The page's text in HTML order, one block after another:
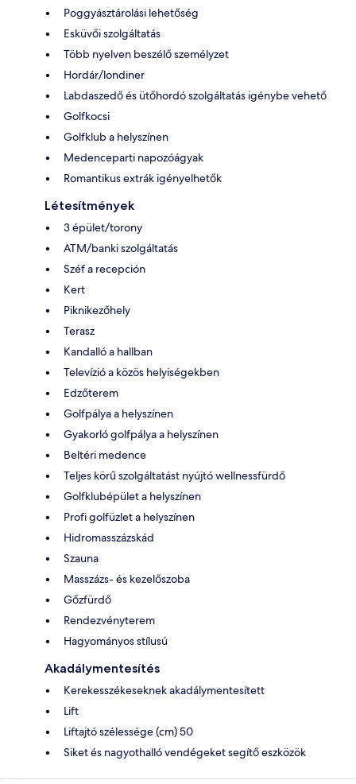
Poggyásztárolási lehetőség
Esküvői szolgáltatás
Több nyelven beszélő személyzet
Hordár/londiner
Labdaszedő és ütőhordó szolgáltatás igénybe vehető
Golfkocsi
Golfklub a helyszínen
Medenceparti napozóágyak
Romantikus extrák igényelhetők
Létesítmények
3 épület/torony
ATM/banki szolgáltatás
Széf a recepción
Kert
Piknikezőhely
Terasz
Kandalló a hallban
Televízió a közös helyiségekben
Edzőterem
Golfpálya a helyszínen
Gyakorló golfpálya a helyszínen
Beltéri medence
Teljes körű szolgáltatást nyújtó wellnessfürdő
Golfklubépület a helyszínen
Profi golfüzlet a helyszínen
Hidromasszázskád
Szauna
Masszázs- és kezelőszoba
Gőzfürdő
Rendezvényterem
Hagyományos stílusú
Akadálymentesítés
Kerekesszékeseknek akadálymentesített
Lift
Liftajtó szélessége (cm) 50
Siket és nagyothalló vendégeket segítő eszközök